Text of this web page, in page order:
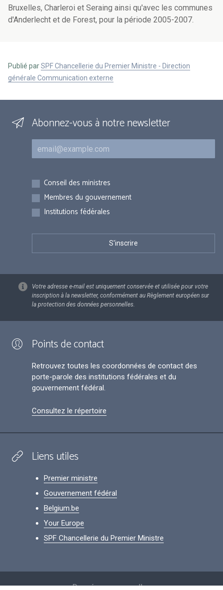
Bruxelles, Charleroi et Seraing ainsi qu'avec les communes
d'Anderlecht et de Forest, pour la période 2005-2007.
Publié parSPF Chancellerie du Premier Ministre - Direction
générale Communication externe
Abonnez-vous à notre newsletter
Courriel
Inscriptions
Conseil des ministres
Membres du gouvernement
Institutions fédérales
Votre adresse e-mail est uniquement conservée et utilisée pour votre
inscription à la newsletter, conformément au Règlement européen sur
la protection des données personnelles.
Points de contact
Retrouvez toutes les coordonnées de contact des
porte-parole des institutions fédérales et du
gouvernement fédéral.
Consultez le répertoire
Liens utiles
Premier ministre
Gouvernement fédéral
Belgium.be
Your Europe
SPF Chancellerie du Premier Ministre
Données personnelles